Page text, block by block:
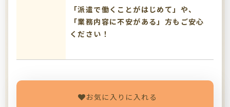
「派遣で働くことがはじめて」や、
「業務内容に不安がある」方もご安心
ください！
お気に入りに入れる